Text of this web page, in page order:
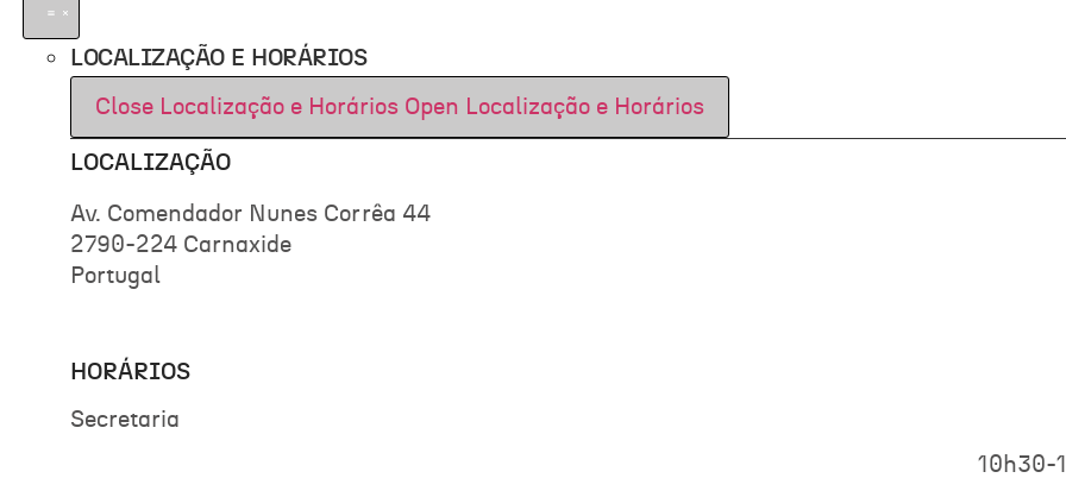
LOCALIZAÇÃO E HORÁRIOS
Close Localização e Horários Open Localização e Horários
LOCALIZAÇÃO
Av. Comendador Nunes Corrêa 44
2790-224 Carnaxide
Portugal
HORÁRIOS
Secretaria
10h30-